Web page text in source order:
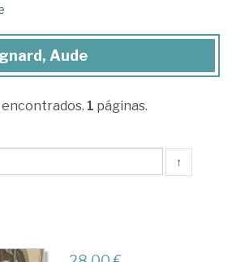
Aude
1 páginas.
↑